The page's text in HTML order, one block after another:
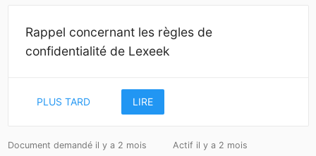
Rappel concernant les règles de
confidentialité de Lexeek
PLUS TARD LIRE
Document demandé il y a 2 mois
Actif il y a 2 mois